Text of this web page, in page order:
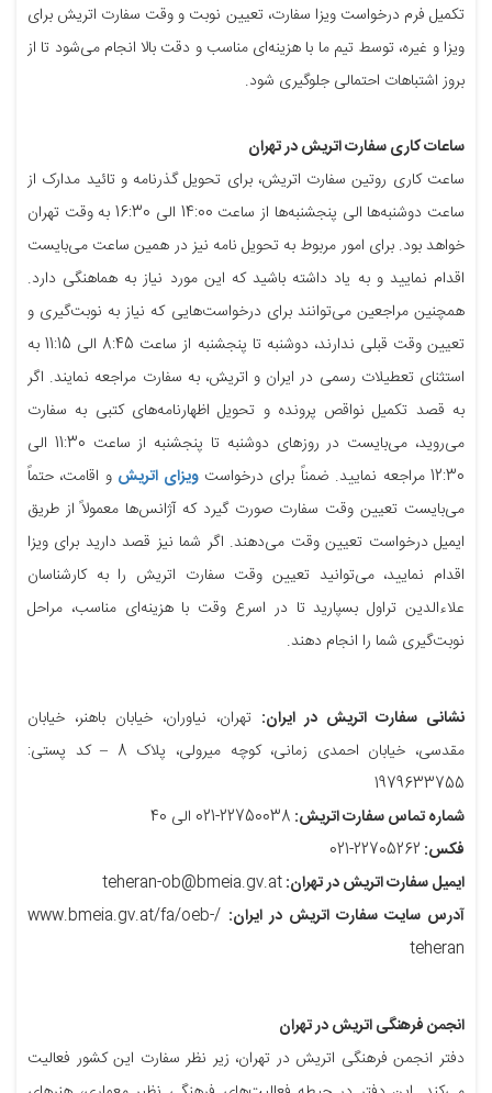
تکمیل فرم درخواست ویزا سفارت، تعیین نوبت و وقت سفارت اتریش برای
ویزا و غیره، توسط تیم ما با هزینه‌ای مناسب و دقت بالا انجام می‌شود تا از
بروز اشتباهات احتمالی جلوگیری شود.
ساعات کاری سفارت اتریش در تهران
ساعت کاری روتین سفارت اتریش، برای تحویل گذرنامه و تائید مدارک از
ساعت دوشنبه‌ها الی پنجشنبه‌ها از ساعت 14:00 الی 16:30 به وقت تهران
خواهد بود. برای امور مربوط به تحویل نامه نیز در همین ساعت می‌بایست
اقدام نمایید و به یاد داشته باشید که این مورد نیاز به هماهنگی دارد.
همچنین مراجعین می‌توانند برای درخواست‌هایی که نیاز به نوبت‌گیری و
تعیین وقت قبلی ندارند، دوشنبه تا پنجشنبه از ساعت 8:45 الی 11:15 به
استثنای تعطیلات رسمی در ایران و اتریش، به سفارت مراجعه نمایند. اگر
به قصد تکمیل نواقص پرونده و تحویل اظهارنامه‌های کتبی به سفارت
می‌روید، می‌بایست در روزهای دوشنبه تا پنجشنبه از ساعت 11:30 الی
12:30 مراجعه نمایید. ضمناً برای درخواست
ویزای اتریش و اقامت، حتماً
می‌بایست تعیین وقت سفارت صورت گیرد که آژانس‌ها معمولاً از طریق
ایمیل درخواست تعیین وقت می‌دهند. اگر شما نیز قصد دارید برای ویزا
اقدام نمایید، می‌توانید تعیین وقت سفارت اتریش را به کارشناسان
علاءالدین تراول بسپارید تا در اسرع وقت با هزینه‌ای مناسب، مراحل
نوبت‌گیری شما را انجام دهند.
نشانی سفارت اتریش در ایران: تهران، نیاوران، خیابان باهنر، خیابان
مقدسی، خیابان احمدی زمانی، کوچه میرولی، پلاک 8 – کد پستی:
1979633755
شماره تماس سفارت اتریش: 22750038-021 الی 40
فکس: 22705262-021
ایمیل سفارت اتریش در تهران:teheran-ob@bmeia.gv.at
آدرس سایت سفارت اتریش در ایران: /www.bmeia.gv.at/fa/oeb-
teheran
انجمن فرهنگی اتریش در تهران
دفتر انجمن فرهنگی اتریش در تهران، زیر نظر سفارت این کشور فعالیت